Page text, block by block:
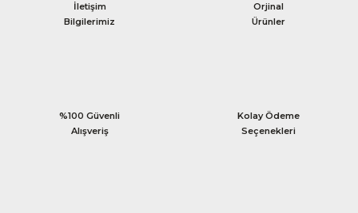
İletişim
Bilgilerimiz
Orjinal
Ürünler
%100 Güvenli
Alışveriş
Kolay Ödeme
Seçenekleri